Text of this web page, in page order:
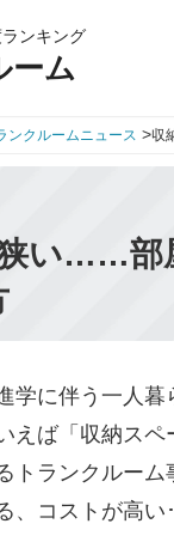
ンキング
ーム
ンクルームニュース >収
い……部
に伴う一人暮
えば「収納ス
トランクルー
、コストが高